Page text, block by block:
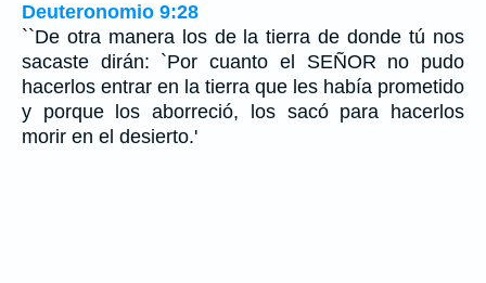
Deuteronomio 9:28
``De otra manera los de la tierra de donde tú nos
sacaste dirán: `Por cuanto el SEÑOR no pudo
hacerlos entrar en la tierra que les había prometido
y porque los aborreció, los sacó para hacerlos
morir en el desierto.'